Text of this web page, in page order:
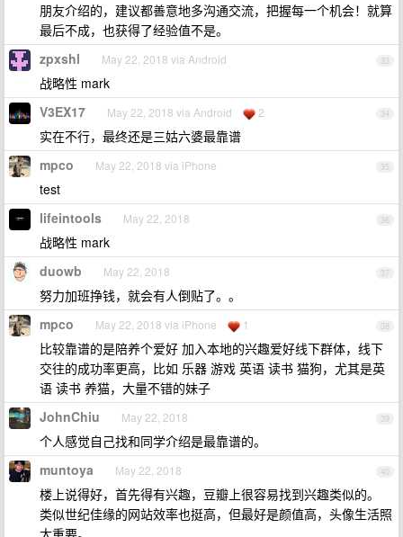
朋友介绍的，建议都善意地多沟通交流，把握每一个机会！就算
最后不成，也获得了经验值不是。
33
zpxshl May 22, 2018 via Android
战略性 mark
34
V3EX17 May 22, 2018 via Android 2
实在不行，最终还是三姑六婆最靠谱
35
mpco May 22, 2018 via iPhone
test
36
lifeintools May 22, 2018
战略性 mark
37
duowb May 22, 2018
努力加班挣钱，就会有人倒贴了。。
38
mpco May 22, 2018 via iPhone 1
比较靠谱的是陪养个爱好 加入本地的兴趣爱好线下群体，线下
交往的成功率更高，比如 乐器 游戏 英语 读书 猫狗，尤其是英
语 读书 养猫，大量不错的妹子
39
JohnChiu May 22, 2018
个人感觉自己找和同学介绍是最靠谱的。
40
muntoya May 22, 2018
楼上说得好，首先得有兴趣，豆瓣上很容易找到兴趣类似的。
类似世纪佳缘的网站效率也挺高，但最好是颜值高，头像生活照
太重要。